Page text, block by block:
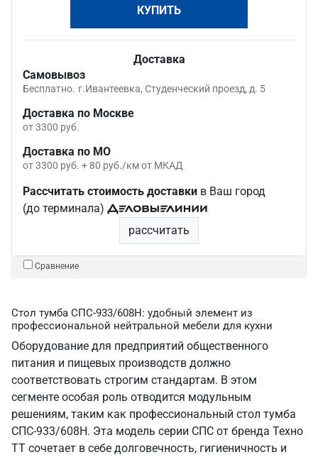
КУПИТЬ
Доставка
Самовывоз
Бесплатно. г.Ивантеевка, Студенческий проезд, д. 5
Доставка по Москве
от 3300 руб.
Доставка по МО
от 3300 руб. + 80 руб./км от МКАД
Рассчитать стоимость доставки в Ваш город
(до терминала)
рассчитать
Сравнение
Стол тумба СПС-933/608Н: удобный элемент из
профессиональной нейтральной мебели для кухни
Оборудование для предприятий общественного
питания и пищевых производств должно
соответствовать строгим стандартам. В этом
сегменте особая роль отводится модульным
решениям, таким как профессиональный стол тумба
СПС-933/608Н. Эта модель серии СПС от бренда Техно
ТТ сочетает в себе долговечность, гигиеничность и